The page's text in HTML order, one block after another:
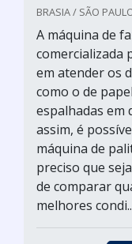
BRASIA / SÃO
A máquina de
comercializada
em atender os
como o de
espalhadas em
assim, é
máquina de
preciso que
de comparar
melhores